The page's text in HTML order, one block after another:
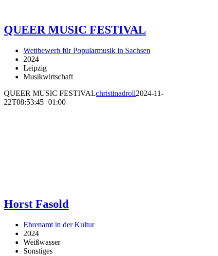
QUEER MUSIC FESTIVAL
Wettbewerb für Popularmusik in Sachsen
2024
Leipzig
Musikwirtschaft
QUEER MUSIC FESTIVALchristinadroll2024-11-
22T08:53:45+01:00
Horst Fasold
Ehrenamt in der Kultur
2024
Weißwasser
Sonstiges